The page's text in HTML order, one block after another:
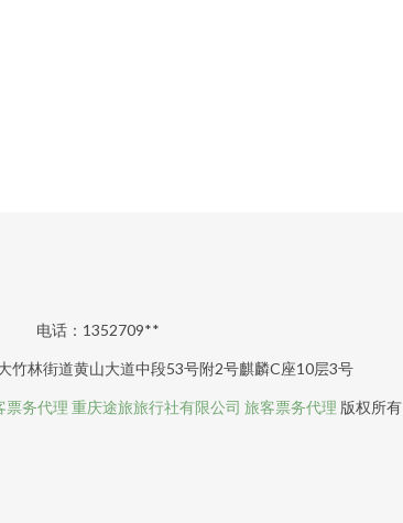
电话：1352709**
竹林街道黄山大道中段53号附2号麒麟C座10层3号
票务代理 重庆途旅旅行社有限公司 旅客票务代理 版权所有